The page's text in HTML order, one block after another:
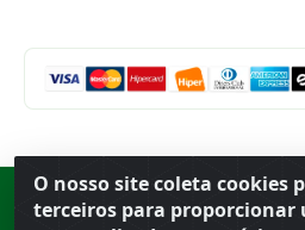
O nosso site coleta cookies
terceiros para proporcionar
Rod. SP-215, s/n, km 98 — Área Rural
· CNPJ 56.679.863/0001-91